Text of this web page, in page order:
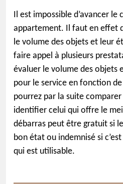
Il est impossible d’avancer le
appartement. Il faut en effet
le volume des objets et leur
faire appel à plusieurs
évaluer le volume des objets
pour le service en fonction
pourrez par la suite
identifier celui qui offre le
débarras peut être gratuit si
bon état ou indemnisé si
qui est utilisable.